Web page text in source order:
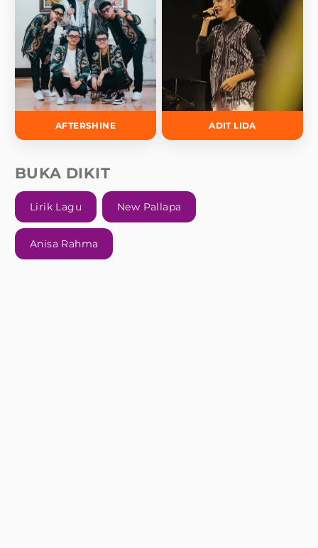
AFTERSHINE ADIT LIDA
BUKA DIKIT
Lirik Lagu New Pallapa
Anisa Rahma